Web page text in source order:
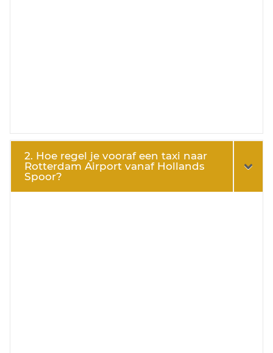
2. Hoe regel je vooraf een taxi naar
Rotterdam Airport vanaf Hollands
Spoor?